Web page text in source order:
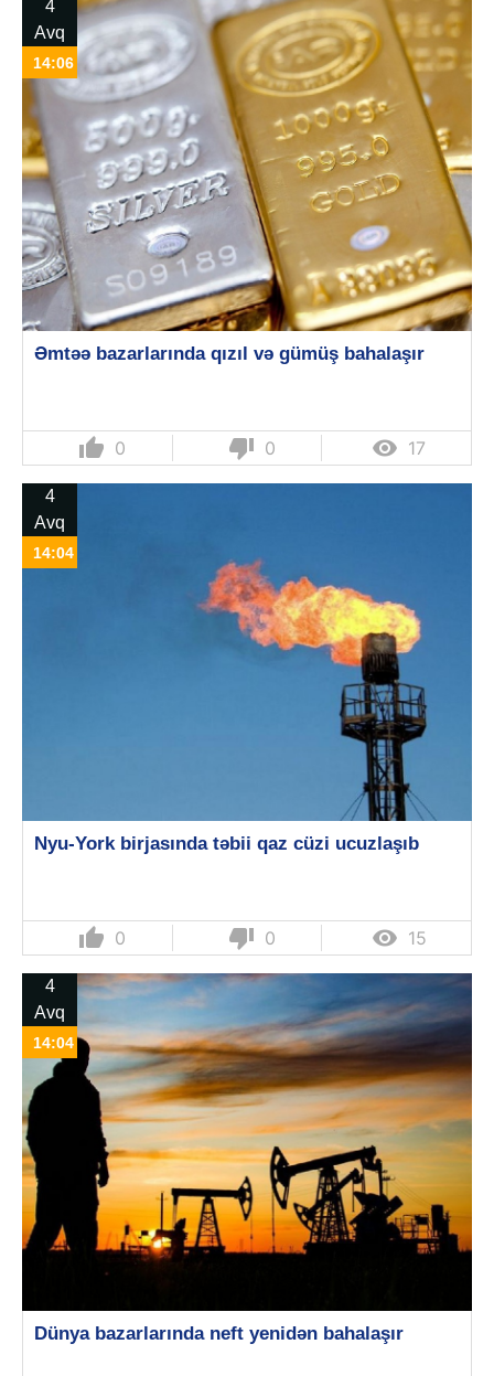
4
Avq
14:06
Əmtəə bazarlarında qızıl və gümüş bahalaşır
thumb_up 0 thumb_down 0  17
4
Avq
14:04
Nyu-York birjasında təbii qaz cüzi ucuzlaşıb
thumb_up 0 thumb_down 0  15
4
Avq
14:04
Dünya bazarlarında neft yenidən bahalaşır